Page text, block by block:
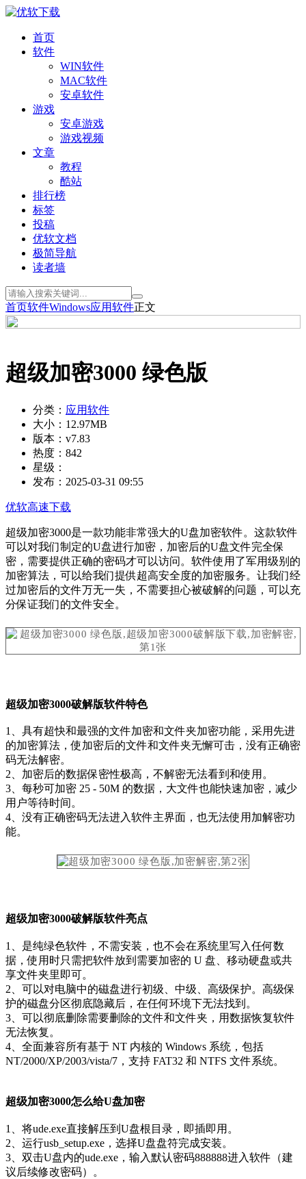
首页
软件
WIN软件
MAC软件
安卓软件
游戏
安卓游戏
游戏视频
文章
教程
酷站
排行榜
标签
投稿
优软文档
极简导航
读者墙
首页软件Windows应用软件正文
超级加密3000 绿色版
分类： 应用软件
大小： 12.97MB
版本： v7.83
热度： 842
星级：
发布： 2025-03-31 09:55
优软高速下载
超级加密3000是一款功能非常强大的U盘加密软件。这款软件
可以对我们制定的U盘进行加密，加密后的U盘文件完全保
密，需要提供正确的密码才可以访问。软件使用了军用级别的
加密算法，可以给我们提供超高安全度的加密服务。让我们经
过加密后的文件万无一失，不需要担心被破解的问题，可以充
分保证我们的文件安全。
超级加密3000破解版软件特色
1、具有超快和最强的文件加密和文件夹加密功能，采用先进
的加密算法，使加密后的文件和文件夹无懈可击，没有正确密
码无法解密。
2、加密后的数据保密性极高，不解密无法看到和使用。
3、每秒可加密 25 - 50M 的数据，大文件也能快速加密，减少
用户等待时间。
4、没有正确密码无法进入软件主界面，也无法使用加解密功
能。
超级加密3000破解版软件亮点
1、是纯绿色软件，不需安装，也不会在系统里写入任何数
据，使用时只需把软件放到需要加密的 U 盘、移动硬盘或共
享文件夹里即可。
2、可以对电脑中的磁盘进行初级、中级、高级保护。高级保
护的磁盘分区彻底隐藏后，在任何环境下无法找到。
3、可以彻底删除需要删除的文件和文件夹，用数据恢复软件
无法恢复。
4、全面兼容所有基于 NT 内核的 Windows 系统，包括
NT/2000/XP/2003/vista/7，支持 FAT32 和 NTFS 文件系统。
超级加密3000怎么给U盘加密
1、将ude.exe直接解压到U盘根目录，即插即用。
2、运行usb_setup.exe，选择U盘盘符完成安装。
3、双击U盘内的ude.exe，输入默认密码888888进入软件（建
议后续修改密码）。